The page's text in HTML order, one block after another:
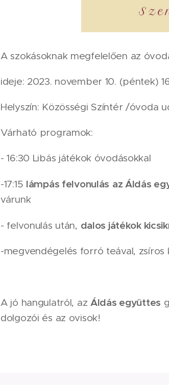
A szokásoknak megfelelően az
ideje: 2023. november 10. (péntek)
Helyszín: Közösségi Színtér /óvoda
Várható programok:
- 16:30 Libás játékok óvodásokkal
-17:15 lámpás felvonulás az Áldás
várunk
- felvonulás után, dalos játékok
-megvendégelés forró teával,
A jó hangulatról, azÁldás együttes
dolgozói és az ovisok!